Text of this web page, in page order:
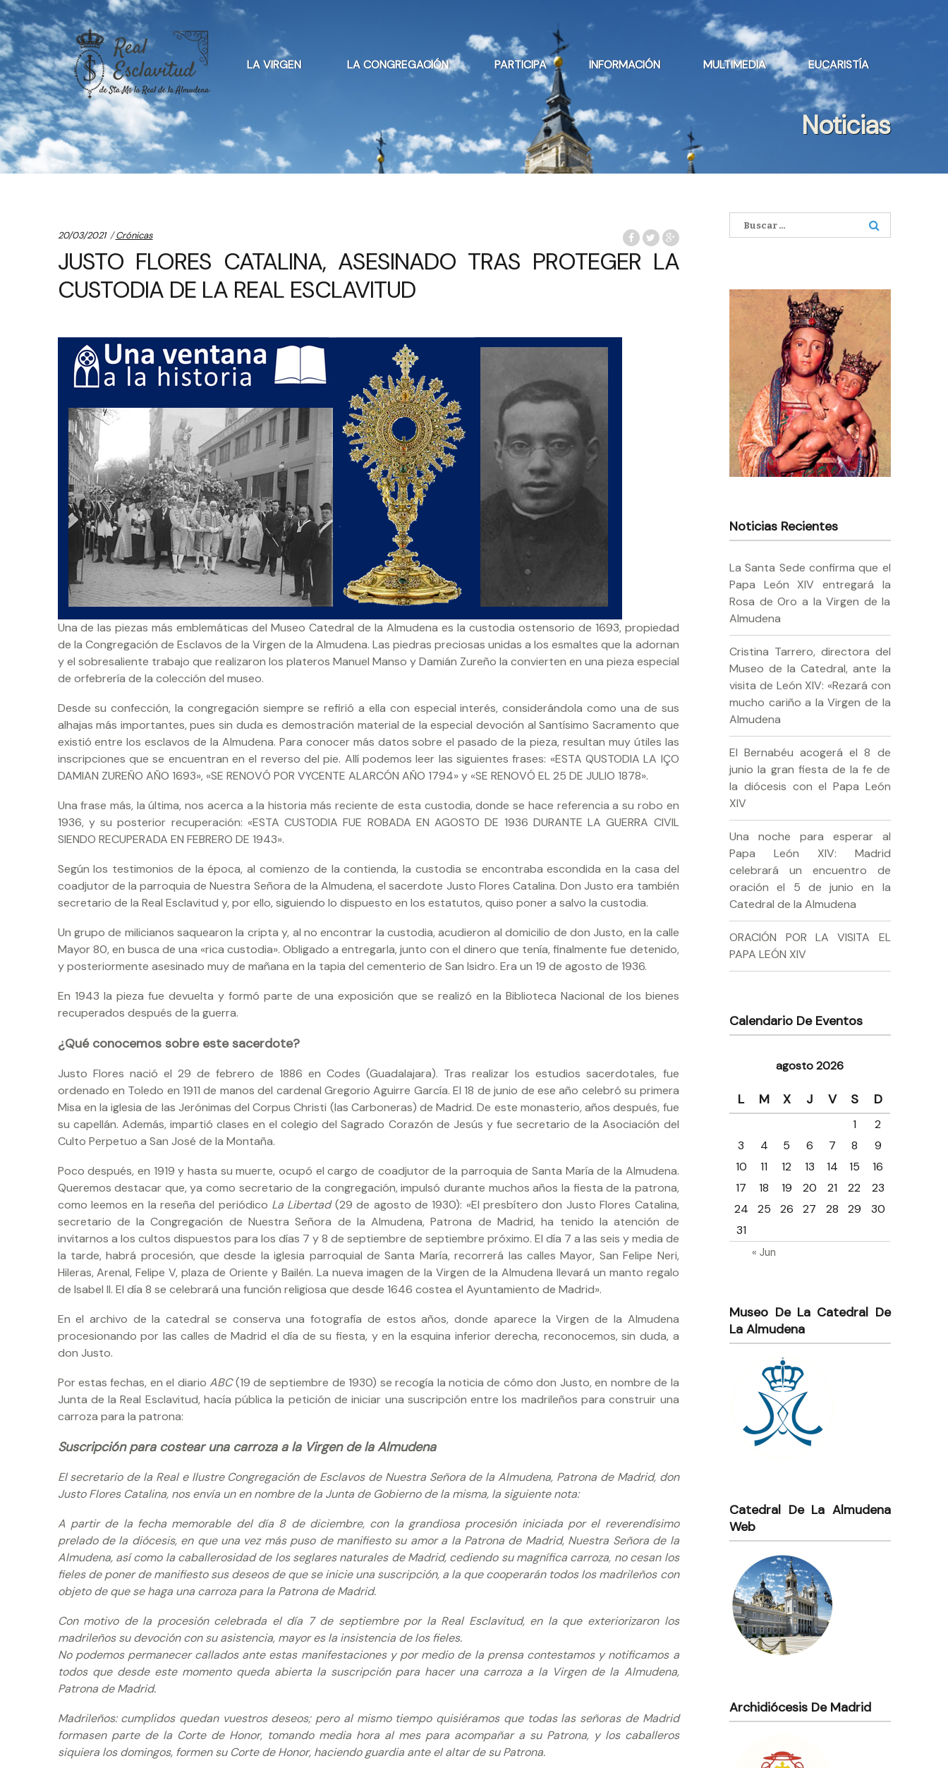
Skip
to
navigation
Skip
to
content
LA VIRGEN LA CONGREGACIÓN PARTICIPA INFORMACIÓN MULTIMEDIA EUCARISTÍA
Noticias
20/03/2021 Categories:
Crónicas
JUSTO FLORES CATALINA, ASESINADO TRAS PROTEGER LA
CUSTODIA DE LA REAL ESCLAVITUD
Una de las piezas más emblemáticas del Museo Catedral de la Almudena es la custodia ostensorio de 1693, propiedad
de la Congregación de Esclavos de la Virgen de la Almudena. Las piedras preciosas unidas a los esmaltes que la adornan
y el sobresaliente trabajo que realizaron los plateros Manuel Manso y Damián Zureño la convierten en una pieza especial
de orfebrería de la colección del museo.
Desde su confección, la congregación siempre se refirió a ella con especial interés, considerándola como una de sus
alhajas más importantes, pues sin duda es demostración material de la especial devoción al Santísimo Sacramento que
existió entre los esclavos de la Almudena. Para conocer más datos sobre el pasado de la pieza, resultan muy útiles las
inscripciones que se encuentran en el reverso del pie. Allí podemos leer las siguientes frases: «ESTA QUSTODIA LA IÇO
DAMIAN ZUREÑO AÑO 1693», «SE RENOVÓ POR VYCENTE ALARCÓN AÑO 1794» y «SE RENOVÓ EL 25 DE JULIO 1878».
Una frase más, la última, nos acerca a la historia más reciente de esta custodia, donde se hace referencia a su robo en
1936, y su posterior recuperación: «ESTA CUSTODIA FUE ROBADA EN AGOSTO DE 1936 DURANTE LA GUERRA CIVIL
SIENDO RECUPERADA EN FEBRERO DE 1943».
Según los testimonios de la época, al comienzo de la contienda, la custodia se encontraba escondida en la casa del
coadjutor de la parroquia de Nuestra Señora de la Almudena, el sacerdote Justo Flores Catalina. Don Justo era también
secretario de la Real Esclavitud y, por ello, siguiendo lo dispuesto en los estatutos, quiso poner a salvo la custodia.
Un grupo de milicianos saquearon la cripta y, al no encontrar la custodia, acudieron al domicilio de don Justo, en la calle
Mayor 80, en busca de una «rica custodia». Obligado a entregarla, junto con el dinero que tenía, finalmente fue detenido,
y posteriormente asesinado muy de mañana en la tapia del cementerio de San Isidro. Era un 19 de agosto de 1936.
En 1943 la pieza fue devuelta y formó parte de una exposición que se realizó en la Biblioteca Nacional de los bienes
recuperados después de la guerra.
¿Qué conocemos sobre este sacerdote?
Justo Flores nació el 29 de febrero de 1886 en Codes (Guadalajara). Tras realizar los estudios sacerdotales, fue
ordenado en Toledo en 1911 de manos del cardenal Gregorio Aguirre García. El 18 de junio de ese año celebró su primera
Misa en la iglesia de las Jerónimas del Corpus Christi (las Carboneras) de Madrid. De este monasterio, años después, fue
su capellán. Además, impartió clases en el colegio del Sagrado Corazón de Jesús y fue secretario de la Asociación del
Culto Perpetuo a San José de la Montaña.
Poco después, en 1919 y hasta su muerte, ocupó el cargo de coadjutor de la parroquia de Santa María de la Almudena.
Queremos destacar que, ya como secretario de la congregación, impulsó durante muchos años la fiesta de la patrona,
como leemos en la reseña del periódico La Libertad(29 de agosto de 1930): «El presbítero don Justo Flores Catalina,
secretario de la Congregación de Nuestra Señora de la Almudena, Patrona de Madrid, ha tenido la atención de
invitarnos a los cultos dispuestos para los días 7 y 8 de septiembre de septiembre próximo. El día 7 a las seis y media de
la tarde, habrá procesión, que desde la iglesia parroquial de Santa María, recorrerá las calles Mayor, San Felipe Neri,
Hileras, Arenal, Felipe V, plaza de Oriente y Bailén. La nueva imagen de la Virgen de la Almudena llevará un manto regalo
de Isabel II. El día 8 se celebrará una función religiosa que desde 1646 costea el Ayuntamiento de Madrid».
En el archivo de la catedral se conserva una fotografía de estos años, donde aparece la Virgen de la Almudena
procesionando por las calles de Madrid el día de su fiesta, y en la esquina inferior derecha, reconocemos, sin duda, a
don Justo.
Por estas fechas, en el diarioABC(19 de septiembre de 1930) se recogía la noticia de cómo don Justo, en nombre de la
Junta de la Real Esclavitud, hacía pública la petición de iniciar una suscripción entre los madrileños para construir una
carroza para la patrona:
Suscripción para costear una carroza a la Virgen de la Almudena
El secretario de la Real e Ilustre Congregación de Esclavos de Nuestra Señora de la Almudena, Patrona de Madrid, don
Justo Flores Catalina, nos envía un en nombre de la Junta de Gobierno de la misma, la siguiente nota:
A partir de la fecha memorable del día 8 de diciembre, con la grandiosa procesión iniciada por el reverendísimo
prelado de la diócesis, en que una vez más puso de manifiesto su amor a la Patrona de Madrid, Nuestra Señora de la
Almudena, así como la caballerosidad de los seglares naturales de Madrid, cediendo su magnífica carroza, no cesan los
fieles de poner de manifiesto sus deseos de que se inicie una suscripción, a la que cooperarán todos los madrileños con
objeto de que se haga una carroza para la Patrona de Madrid.
Con motivo de la procesión celebrada el día 7 de septiembre por la Real Esclavitud, en la que exteriorizaron los
madrileños su devoción con su asistencia, mayor es la insistencia de los fieles.
No podemos permanecer callados ante estas manifestaciones y por medio de la prensa contestamos y notificamos a
todos que desde este momento queda abierta la suscripción para hacer una carroza a la Virgen de la Almudena,
Patrona de Madrid.
Madrileños: cumplidos quedan vuestros deseos; pero al mismo tiempo quisiéramos que todas las señoras de Madrid
formasen parte de la Corte de Honor, tomando media hora al mes para acompañar a su Patrona, y los caballeros
siquiera los domingos, formen su Corte de Honor, haciendo guardia ante el altar de su Patrona.
Buscar:
Noticias Recientes
La Santa Sede confirma que el
Papa León XIV entregará la
Rosa de Oro a la Virgen de la
Almudena
Cristina Tarrero, directora del
Museo de la Catedral, ante la
visita de León XIV: «Rezará con
mucho cariño a la Virgen de la
Almudena
El Bernabéu acogerá el 8 de
junio la gran fiesta de la fe de
la diócesis con el Papa León
XIV
Una noche para esperar al
Papa León XIV: Madrid
celebrará un encuentro de
oración el 5 de junio en la
Catedral de la Almudena
ORACIÓN POR LA VISITA EL
PAPA LEÓN XIV
Calendario De Eventos
agosto 2026
L M X J V S D
« Jun
1
2
3
4 5 6 7 8
9
10
11 12 13 14 15
16
17
18 19 20 21 22
23
24
25 26 27 28 29
30
31
Museo De La Catedral De
La Almudena
Catedral De La Almudena
Web
Archidiócesis De Madrid